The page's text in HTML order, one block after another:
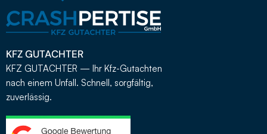
KFZ GUTACHTER
KFZ GUTACHTER — Ihr Kfz-Gutachten
nach einem Unfall. Schnell, sorgfältig,
zuverlässig.